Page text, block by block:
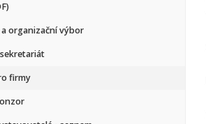
organizační výbor
firmy